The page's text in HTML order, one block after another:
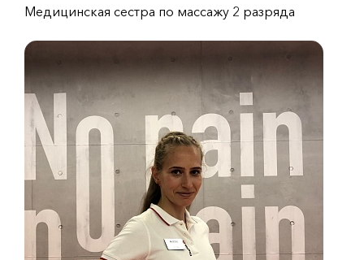
Медицинская сестра по массажу 2 разряда